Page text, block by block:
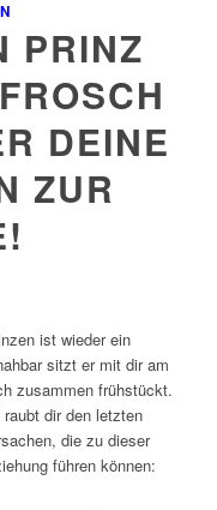
PRINZ
DEINE
ZUR
ist wieder ein
sitzt er mit dir am
zusammen frühstückt.
dir den letzten
die zu dieser
führen können: